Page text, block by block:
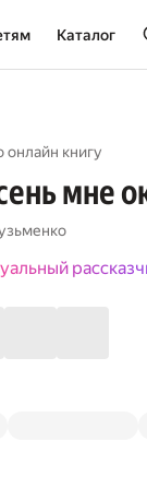
Каталог
онлайн книгу
мне